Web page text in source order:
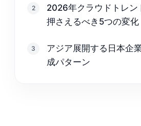
2
2026年クラウドトレン
押さえるべき5つの変化
3
アジア展開する日本企
成パターン